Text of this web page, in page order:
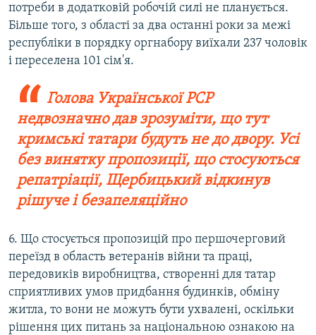
потреби в додатковій робочій силі не планується.
Більше того, з області за два останні роки за межі
республіки в порядку оргнабору виїхали 237 чоловік
і переселена 101 сім'я.
Голова Української РСР
недвозначно дав зрозуміти, що тут
кримські татари будуть не до двору. Усі
без винятку пропозиції, що стосуються
репатріації, Щербицький відкинув
рішуче і безапеляційно
6. Що стосується пропозицій про першочерговий
переїзд в область ветеранів війни та праці,
передовиків виробництва, створенні для татар
сприятливих умов придбання будинків, обміну
житла, то вони не можуть бути ухвалені, оскільки
рішення цих питань за національною ознакою на